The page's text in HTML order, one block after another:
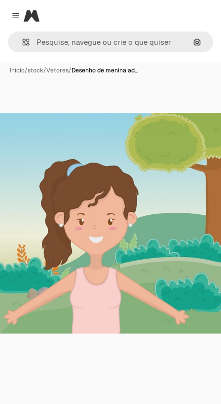
Close menu
Magnific
Início/stock/Vetores/Desenho de menina ad…